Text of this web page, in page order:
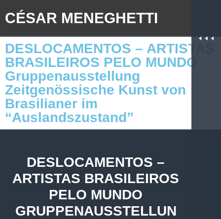
CÉSAR MENEGHETTI
DESLOCAMENTOS – ARTISTAS
BRASILEIROS PELO MUNDO
Gruppenausstellung
Zeitgenössische Kunst von
Brasilianer im
“Auslandszustand”
DESLOCAMENTOS –
ARTISTAS BRASILEIROS
PELO MUNDO
GRUPPENAUSSTELLUN